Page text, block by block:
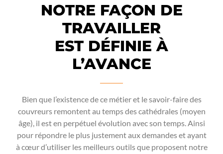
NOTRE FAÇON DE
TRAVAILLER
EST DÉFINIE À
L’AVANCE
Bien que l’existence de ce métier et le savoir-faire des
couvreurs remontent au temps des cathédrales (moyen
âge), il est en perpétuel évolution avec son temps. Ainsi
pour répondre le plus justement aux demandes et ayant
à cœur d’utiliser les meilleurs outils que proposent notre